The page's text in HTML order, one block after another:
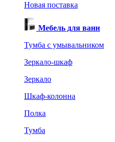
Новая поставка
Мебель для ванн
Тумба с умывальником
Зеркало-шкаф
Зеркало
Шкаф-колонна
Полка
Тумба